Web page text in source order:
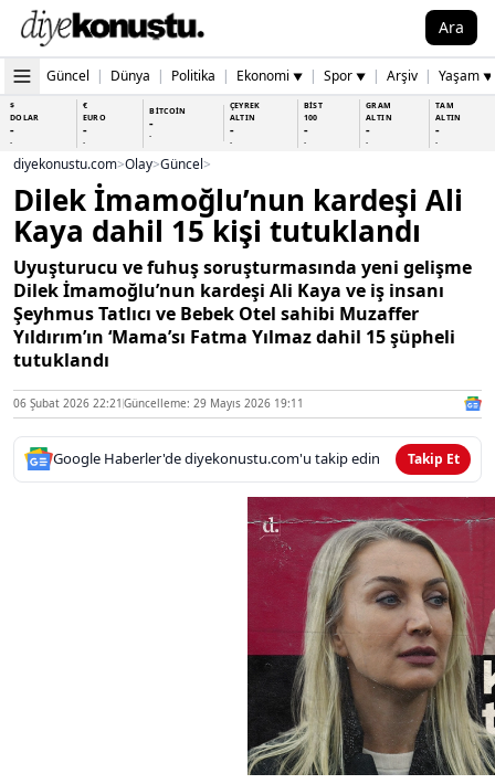
Ara
Güncel | Dünya | Politika | Ekonomi ▼ | Spor ▼ | Arşiv | Yaşam ▼
$
DOLAR
-
-
€
EURO
-
-
BİTCOİN
-
-
ÇEYREK
ALTIN
-
-
BİST
100
-
-
GRAM
ALTIN
-
-
TAM
ALTIN
-
-
diyekonustu.com>Olay>Güncel>
Dilek İmamoğlu’nun kardeşi Ali
Kaya dahil 15 kişi tutuklandı
Uyuşturucu ve fuhuş soruşturmasında yeni gelişme
Dilek İmamoğlu’nun kardeşi Ali Kaya ve iş insanı
Şeyhmus Tatlıcı ve Bebek Otel sahibi Muzaffer
Yıldırım’ın ‘Mama’sı Fatma Yılmaz dahil 15 şüpheli
tutuklandı
06 Şubat 2026 22:21 Güncelleme: 29 Mayıs 2026 19:11
Google Haberler'de diyekonustu.com'u takip edin Takip Et